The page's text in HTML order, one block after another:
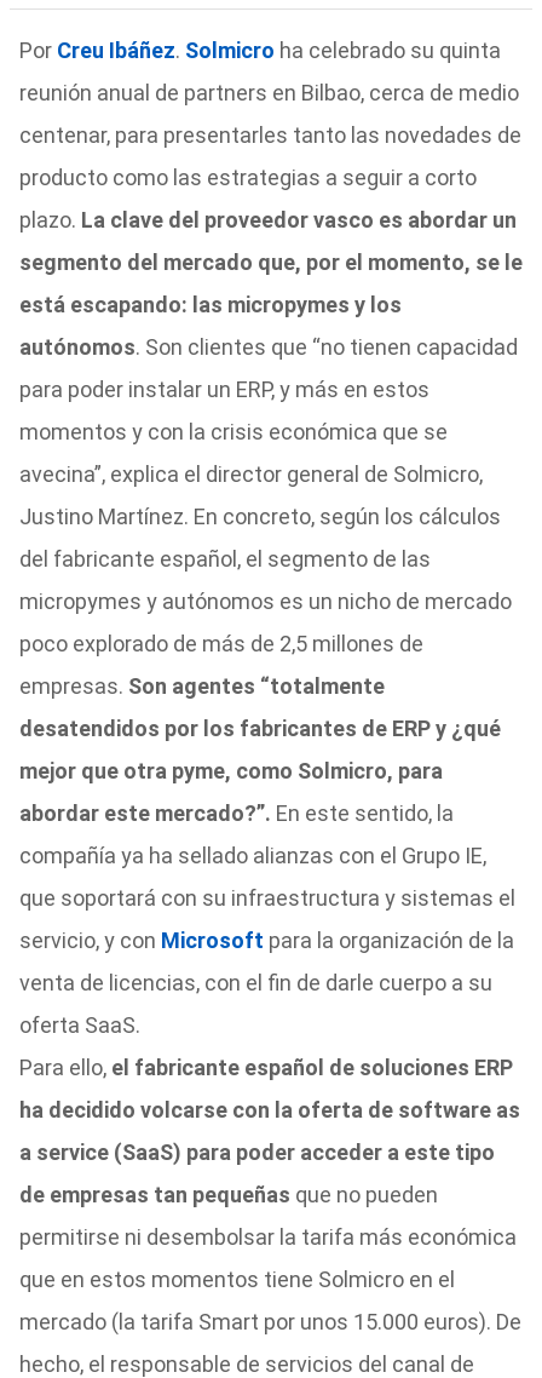
Por Creu Ibáñez. Solmicro ha celebrado su quinta
reunión anual de partners en Bilbao, cerca de medio
centenar, para presentarles tanto las novedades de
producto como las estrategias a seguir a corto
plazo. La clave del proveedor vasco es abordar un
segmento del mercado que, por el momento, se le
está escapando: las micropymes y los
autónomos. Son clientes que “no tienen capacidad
para poder instalar un ERP, y más en estos
momentos y con la crisis económica que se
avecina”, explica el director general de Solmicro,
Justino Martínez. En concreto, según los cálculos
del fabricante español, el segmento de las
micropymes y autónomos es un nicho de mercado
poco explorado de más de 2,5 millones de
empresas. Son agentes “totalmente
desatendidos por los fabricantes de ERP y ¿qué
mejor que otra pyme, como Solmicro, para
abordar este mercado?”. En este sentido, la
compañía ya ha sellado alianzas con el Grupo IE,
que soportará con su infraestructura y sistemas el
servicio, y con Microsoft para la organización de la
venta de licencias, con el fin de darle cuerpo a su
oferta SaaS.
Para ello, el fabricante español de soluciones ERP
ha decidido volcarse con la oferta de software as
a service (SaaS) para poder acceder a este tipo
de empresas tan pequeñas que no pueden
permitirse ni desembolsar la tarifa más económica
que en estos momentos tiene Solmicro en el
mercado (la tarifa Smart por unos 15.000 euros). De
hecho, el responsable de servicios del canal de